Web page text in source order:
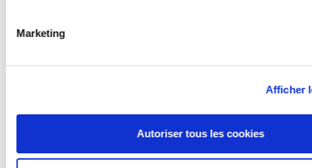
Marketing
Afficher
Autoriser tous les cookies